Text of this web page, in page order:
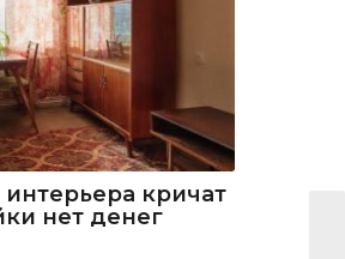
кричат
нет денег